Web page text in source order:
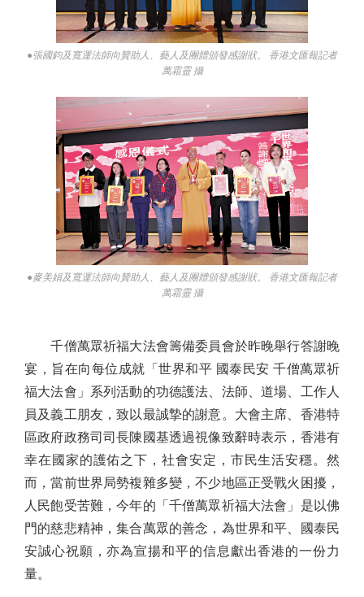
●張國鈞及寬運法師向贊助人、藝人及團體頒發感謝狀。 香港文匯報記者
萬霜靈 攝
●麥美娟及寬運法師向贊助人、藝人及團體頒發感謝狀。 香港文匯報記者
萬霜靈 攝
千僧萬眾祈福大法會籌備委員會於昨晚舉行答謝晚
宴，旨在向每位成就「世界和平 國泰民安 千僧萬眾祈
福大法會」系列活動的功德護法、法師、道場、工作人
員及義工朋友，致以最誠摯的謝意。大會主席、香港特
區政府政務司司長陳國基透過視像致辭時表示，香港有
幸在國家的護佑之下，社會安定，市民生活安穩。然
而，當前世界局勢複雜多變，不少地區正受戰火困擾，
人民飽受苦難，今年的「千僧萬眾祈福大法會」是以佛
門的慈悲精神，集合萬眾的善念，為世界和平、國泰民
安誠心祝願，亦為宣揚和平的信息獻出香港的一份力
量。